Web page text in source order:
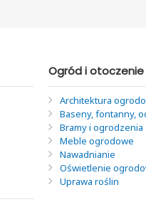
Ogród i otoczenie
Architektura
Baseny, fontanny,
Bramy i ogrodzenia
Meble ogrodowe
Nawadnianie
Oświetlenie
Uprawa roślin